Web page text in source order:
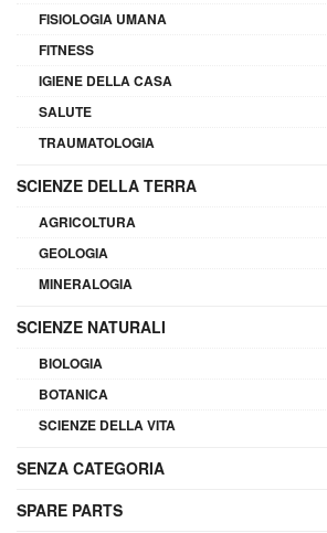
FISIOLOGIA UMANA
FITNESS
IGIENE DELLA CASA
SALUTE
TRAUMATOLOGIA
SCIENZE DELLA TERRA
AGRICOLTURA
GEOLOGIA
MINERALOGIA
SCIENZE NATURALI
BIOLOGIA
BOTANICA
SCIENZE DELLA VITA
SENZA CATEGORIA
SPARE PARTS